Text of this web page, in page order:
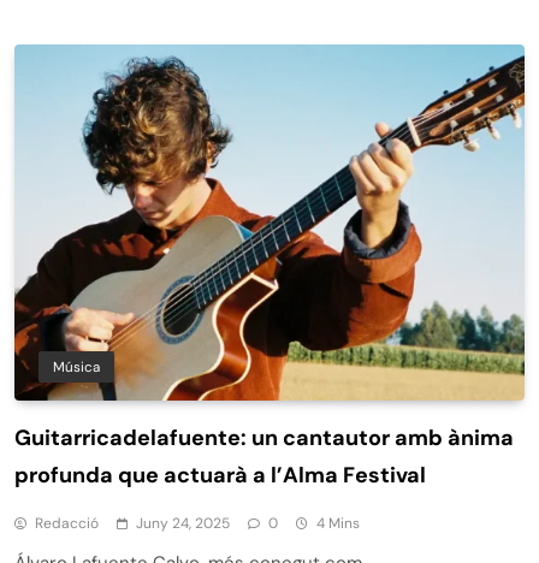
Música
Guitarricadelafuente: un cantautor amb ànima
profunda que actuarà a l’Alma Festival
Redacció Juny 24, 2025 0 4 Mins